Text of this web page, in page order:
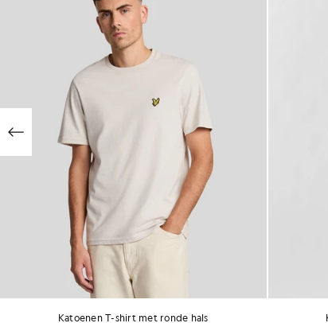
Katoenen T-shirt met ronde hals